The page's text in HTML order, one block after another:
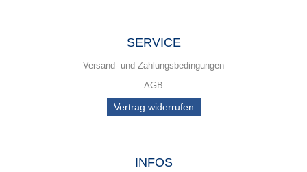
SERVICE
Versand- und Zahlungsbedingungen
AGB
Vertrag widerrufen
INFOS